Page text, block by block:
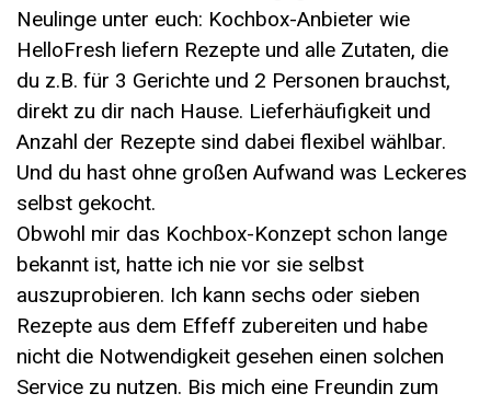
Neulinge unter euch: Kochbox-Anbieter wie
HelloFresh liefern Rezepte und alle Zutaten, die
du z.B. für 3 Gerichte und 2 Personen brauchst,
direkt zu dir nach Hause. Lieferhäufigkeit und
Anzahl der Rezepte sind dabei flexibel wählbar.
Und du hast ohne großen Aufwand was Leckeres
selbst gekocht.
Obwohl mir das Kochbox-Konzept schon lange
bekannt ist, hatte ich nie vor sie selbst
auszuprobieren. Ich kann sechs oder sieben
Rezepte aus dem Effeff zubereiten und habe
nicht die Notwendigkeit gesehen einen solchen
Service zu nutzen. Bis mich eine Freundin zum